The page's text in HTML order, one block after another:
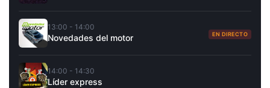
13:00 - 14:00
Novedades del motor EN DIRECTO
14:00 - 14:30
Líder express